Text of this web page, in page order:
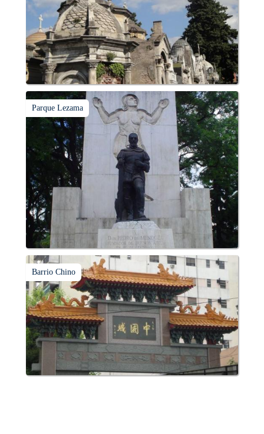
Parque Lezama
Barrio Chino